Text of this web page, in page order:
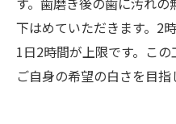
下はめていただきます。2
1日2時間が上限です。こ
ご自身の希望の白さを目指